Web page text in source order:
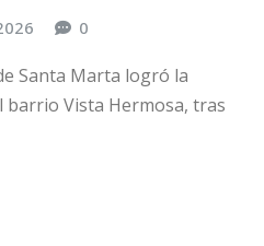
0
Santa Marta logró la
Vista Hermosa, tras